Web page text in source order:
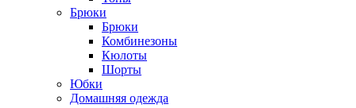
Брюки
Брюки
Комбинезоны
Кюлоты
Шорты
Юбки
Домашняя одежда